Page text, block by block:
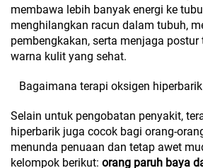
membawa lebih banyak energi ke
menghilangkan racun dalam tubuh,
pembengkakan, serta menjaga
warna kulit yang sehat.
Bagaimana terapi oksigen
Selain untuk pengobatan penyakit,
hiperbarik juga cocok bagi orang-
menunda penuaan dan tetap awet
kelompok berikut: orang paruh baya